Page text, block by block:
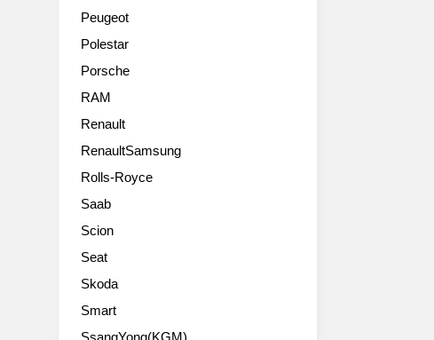
Peugeot
Polestar
Porsche
RAM
Renault
RenaultSamsung
Rolls-Royce
Saab
Scion
Seat
Skoda
Smart